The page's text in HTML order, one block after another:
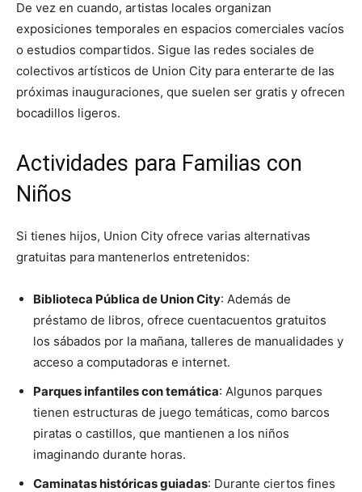
De vez en cuando, artistas locales organizan
exposiciones temporales en espacios comerciales vacíos
o estudios compartidos. Sigue las redes sociales de
colectivos artísticos de Union City para enterarte de las
próximas inauguraciones, que suelen ser gratis y ofrecen
bocadillos ligeros.
Actividades para Familias con
Niños
Si tienes hijos, Union City ofrece varias alternativas
gratuitas para mantenerlos entretenidos:
Biblioteca Pública de Union City: Además de
préstamo de libros, ofrece cuentacuentos gratuitos
los sábados por la mañana, talleres de manualidades y
acceso a computadoras e internet.
Parques infantiles con temática: Algunos parques
tienen estructuras de juego temáticas, como barcos
piratas o castillos, que mantienen a los niños
imaginando durante horas.
Caminatas históricas guiadas: Durante ciertos fines